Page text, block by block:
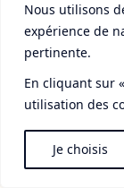
Nous utilisons
expérience de
pertinente.
En cliquant sur
utilisation des
Je choisis
Détox :
réalité